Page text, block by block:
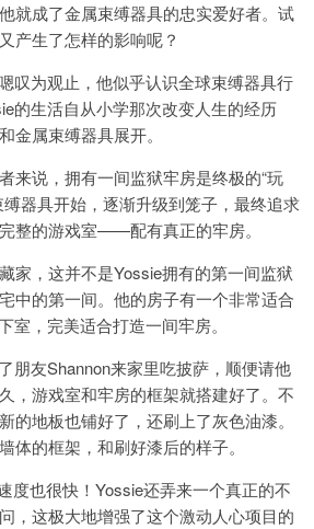
就成了金属束缚器具的忠实爱好者。试
产生了怎样的影响呢？
叹为观止，他似乎认识全球束缚器具行
的生活自从小学那次改变人生的经历
金属束缚器具展开。
来说，拥有一间监狱牢房是终极的“玩
器具开始，逐渐升级到笼子，最终追求
整的游戏室——配有真正的牢房。
家，这并不是Yossie拥有的第一间监狱
中的第一间。他的房子有一个非常适合
室，完美适合打造一间牢房。
朋友Shannon来家里吃披萨，顺便请他
，游戏室和牢房的框架就搭建好了。不
的地板也铺好了，还刷上了灰色油漆。
体的框架，和刷好漆后的样子。
度也很快！Yossie还弄来一个真正的不
，这极大地增强了这个激动人心项目的